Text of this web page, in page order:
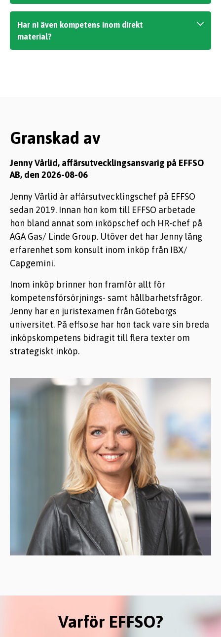
inköpsorganisationer kan prestera ännu
Har ni även kompetens inom direkt
material?
kompetens inom dessa områden.
Granskad av
Jenny Vårlid, affärsutvecklingsansvarig på EFFSO
AB, den 2026-08-06
Jenny Vårlid är affärsutvecklingschef på EFFSO
sedan 2019. Innan hon kom till EFFSO arbetade
hon bland annat som inköpschef och HR-chef på
AGA Gas/ Linde Group. Utöver det har Jenny lång
erfarenhet som konsult inom inköp från IBX/
Capgemini.
Inom inköp brinner hon framför allt för
kompetensförsörjnings- samt hållbarhetsfrågor.
Jenny har en juristexamen från Göteborgs
universitet. På effso.se har hon tack vare sin breda
inköpskompetens bidragit till flera texter om
strategiskt inköp.
Varför EFFSO?